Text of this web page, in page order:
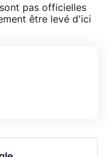
pas officielles
être levé d'ici